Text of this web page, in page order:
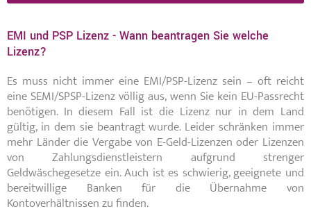
EMI und PSP Lizenz - Wann beantragen Sie welche
Lizenz?
Es muss nicht immer eine EMI/PSP-Lizenz sein – oft reicht
eine SEMI/SPSP-Lizenz völlig aus, wenn Sie kein EU-Passrecht
benötigen. In diesem Fall ist die Lizenz nur in dem Land
gültig, in dem sie beantragt wurde. Leider schränken immer
mehr Länder die Vergabe von E-Geld-Lizenzen oder Lizenzen
von Zahlungsdienstleistern aufgrund strenger
Geldwäschegesetze ein. Auch ist es schwierig, geeignete und
bereitwillige Banken für die Übernahme von
Kontoverhältnissen zu finden.